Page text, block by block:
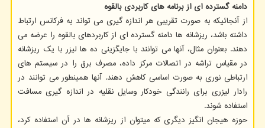
دامنه گسترده ای از برنامه های کاربردی بالقوه
از آنجائیکه به صورت تقریبی هر اندازه گیری می تواند به فرکانس ارتباط
داشته باشد، ریزشانه ها دامنه گسترده ای از کاربردهای بالقوه را عرضه می
دهند. بعنوان مثال، آنها می توانند با جایگزینی ده ها لیزر با یک ریزشانه
در مقیاس تراشه در اتصالات مرکز داده، مصرف برق را در سیستم های
ارتباطی نوری به صورت اساسی کاهش دهند. آنها همینطور می توانند در
رادار لیزری برای رانندگی خودکار وسایل نقلیه در اندازه گیری مسافت
استفاده شوند.
حوزه هیجان انگیز دیگری که میتوان از ریزشانه ها در آن استفاده کرد،